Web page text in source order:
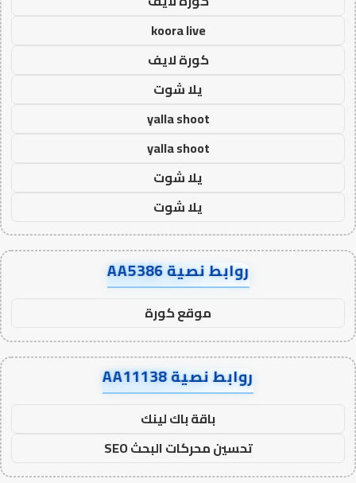
koora live
كورة لايف
يلا شوت
yalla shoot
yalla shoot
يلا شوت
يلا شوت
روابط نصية AA5386
موقع كورة
روابط نصية AA11138
باقة باك لينك
تحسين محركات البحث SEO